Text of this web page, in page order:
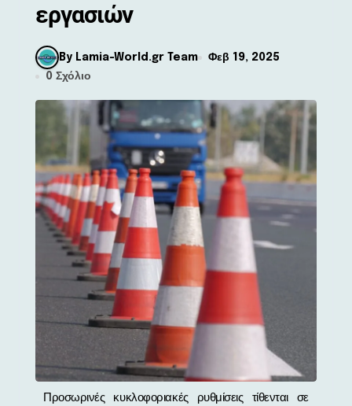
εργασιών
By Lamia-World.gr Team
Φεβ 19, 2025
0 Σχόλιο
Προσωρινές κυκλοφοριακές ρυθμίσεις τίθενται σε